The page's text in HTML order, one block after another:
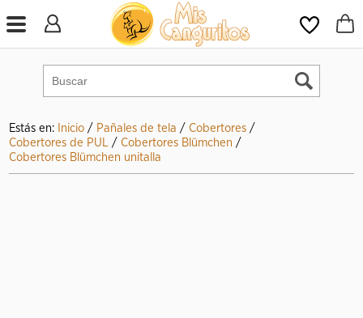
Estás en: Inicio / Pañales de tela /Cobertores /
Cobertores de PUL /Cobertores Blümchen /
Cobertores Blümchen unitalla